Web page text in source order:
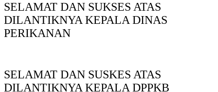
SELAMAT DAN SUKSES ATAS
DILANTIKNYA KEPALA DINAS
PERIKANAN
SELAMAT DAN SUSKES ATAS
DILANTIKNYA KEPALA DPPKB